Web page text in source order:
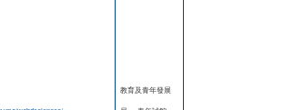
教育及青年發展